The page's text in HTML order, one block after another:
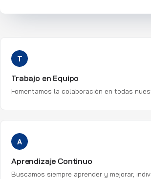
T
Trabajo en Equipo
Fomentamos la colaboración en todas
A
Aprendizaje Continuo
Buscamos siempre aprender y mejorar,